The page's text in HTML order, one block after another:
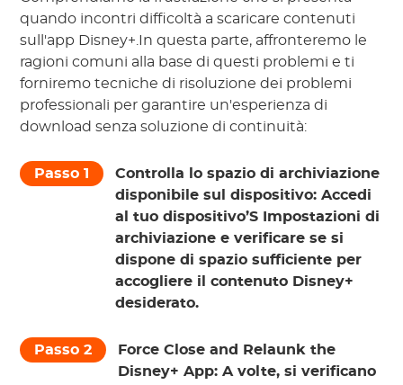
quando incontri difficoltà a scaricare contenuti
sull'app Disney+.In questa parte, affronteremo le
ragioni comuni alla base di questi problemi e ti
forniremo tecniche di risoluzione dei problemi
professionali per garantire un'esperienza di
download senza soluzione di continuità:
Passo 1
Controlla lo spazio di archiviazione
disponibile sul dispositivo:Accedi
al tuo dispositivo’S Impostazioni di
archiviazione e verificare se si
dispone di spazio sufficiente per
accogliere il contenuto Disney+
desiderato.
Passo 2
Force Close and Relaunk the
Disney+ App:A volte, si verificano